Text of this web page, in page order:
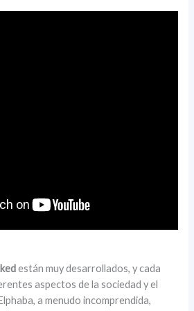
están muy desarrollados, y cada
aspectos de la sociedad y el
a menudo incomprendida,